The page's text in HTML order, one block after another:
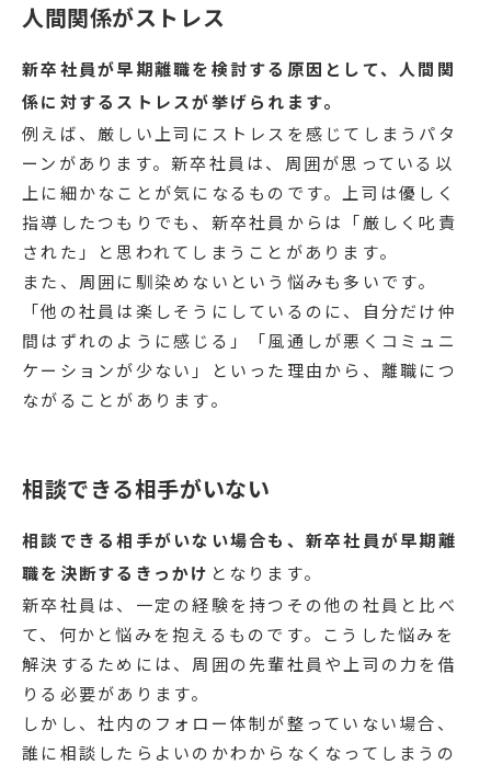
人間関係がストレス
新卒社員が早期離職を検討する原因として、人間関
係に対するストレスが挙げられます。
例えば、厳しい上司にストレスを感じてしまうパタ
ーンがあります。新卒社員は、周囲が思っている以
上に細かなことが気になるものです。上司は優しく
指導したつもりでも、新卒社員からは「厳しく叱責
された」と思われてしまうことがあります。
また、周囲に馴染めないという悩みも多いです。
「他の社員は楽しそうにしているのに、自分だけ仲
間はずれのように感じる」「風通しが悪くコミュニ
ケーションが少ない」といった理由から、離職につ
ながることがあります。
相談できる相手がいない
相談できる相手がいない場合も、新卒社員が早期離
職を決断するきっかけ となります。
新卒社員は、一定の経験を持つその他の社員と比べ
て、何かと悩みを抱えるものです。こうした悩みを
解決するためには、周囲の先輩社員や上司の力を借
りる必要があります。
しかし、社内のフォロー体制が整っていない場合、
誰に相談したらよいのかわからなくなってしまうの